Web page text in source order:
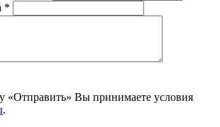
*
«Отправить» Вы принимаете условия
.